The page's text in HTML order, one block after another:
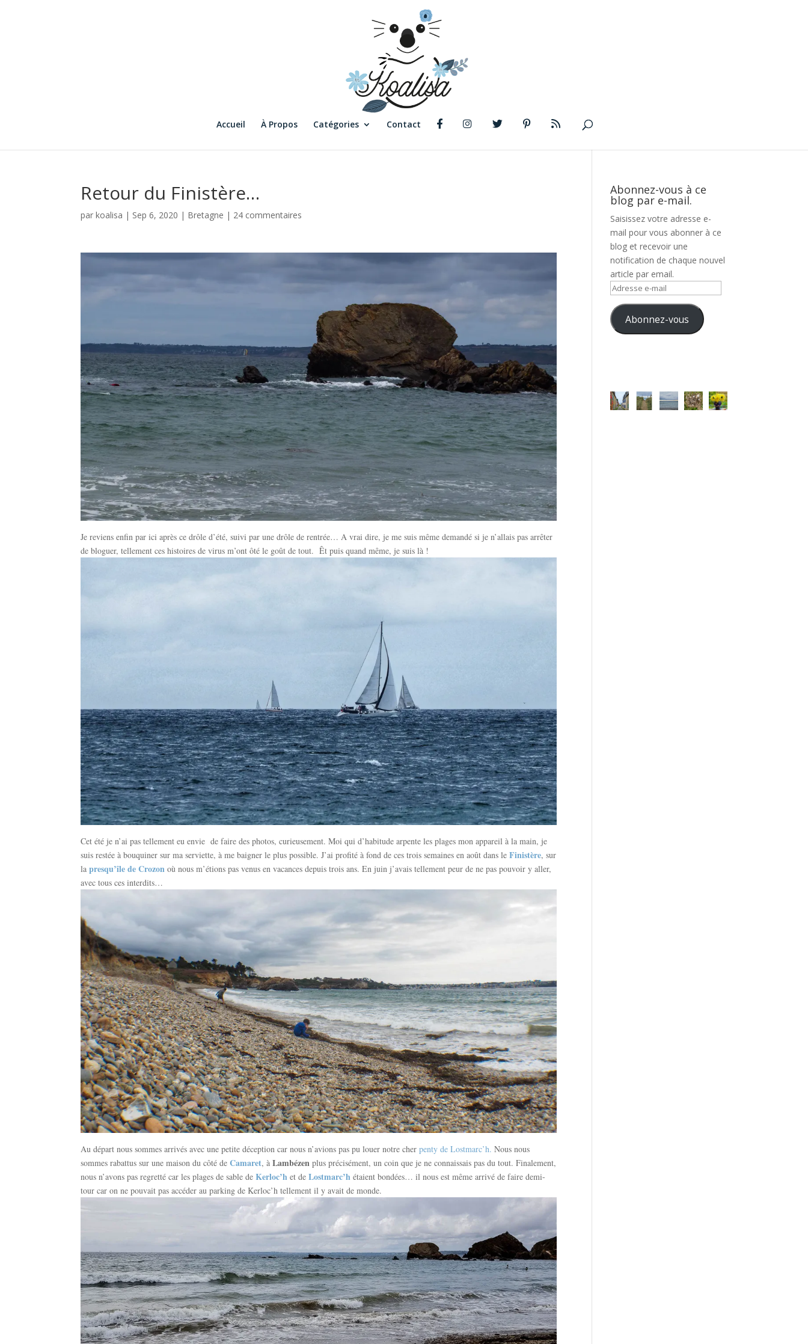
Accueil À Propos Catégories Contact
Retour du Finistère…
parkoalisa | Sep 6, 2020 | Bretagne | 24 commentaires
Je reviens enfin par ici après ce drôle d’été, suivi par une drôle de rentrée… A vrai dire, je me suis même demandé si je n’allais pas arrêter
de bloguer, tellement ces histoires de virus m’ont ôté le goût de tout.
Êt puis quand même, je suis là !
Cet été je n’ai pas tellement eu envie de faire des photos, curieusement. Moi qui d’habitude arpente les plages mon appareil à la main, je
suis restée à bouquiner sur ma serviette, à me baigner le plus possible. J’ai profité à fond de ces trois semaines en août dans le Finistère, sur
la presqu’île de Crozon où nous m’étions pas venus en vacances depuis trois ans. En juin j’avais tellement peur de ne pas pouvoir y aller,
avec tous ces interdits…
Au départ nous sommes arrivés avec une petite déception car nous n’avions pas pu louer notre cherpenty de Lostmarc’h. Nous nous
sommes rabattus sur une maison du côté deCamaret, àLambézen plus précisément, un coin que je ne connaissais pas du tout. Finalement,
nous n’avons pas regretté car les plages de sable deKerloc’h et deLostmarc’h étaient bondées… il nous est même arrivé de faire demi-
tour car on ne pouvait pas accéder au parking de Kerloc’h tellement il y avait de monde.
Abonnez-vous à ce
blog par e-mail.
Saisissez votre adresse e-
mail pour vous abonner à ce
blog et recevoir une
notification de chaque nouvel
article par email.
Adresse
mail Abonnez-vous